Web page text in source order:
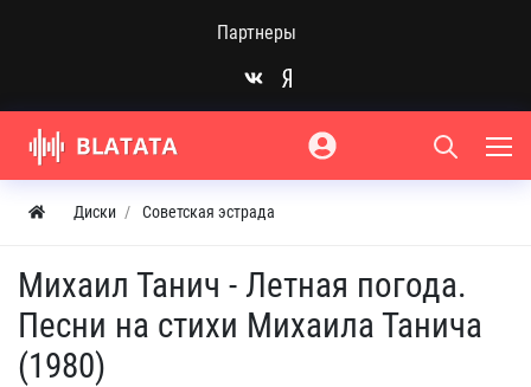
Партнеры
Диски Советская эстрада
Михаил Танич - Летная погода.
Песни на стихи Михаила Танича
(1980)